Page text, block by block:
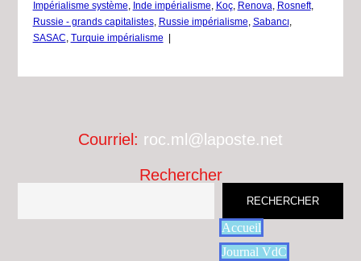
Impérialisme système
Inde impérialisme Koç, Renova Rosneft,
Russie - grands capitalistes, Russie impérialisme Sabancı,
SASAC Turquie impérialisme
Courriel: roc.ml@laposte.net
Rechercher
RECHERCHER
Accueil
Journal VdC